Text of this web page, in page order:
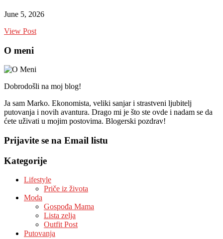
June 5, 2026
View Post
O meni
Dobrodošli na moj blog!
Ja sam Marko. Ekonomista, veliki sanjar i strastveni ljubitelj
putovanja i novih avantura. Drago mi je što ste ovde i nadam se da
ćete uživati u mojim postovima. Blogerski pozdrav!
Prijavite se na Email listu
Kategorije
Lifestyle
Priče iz života
Moda
Gospođa Mama
Lista zelja
Outfit Post
Putovanja